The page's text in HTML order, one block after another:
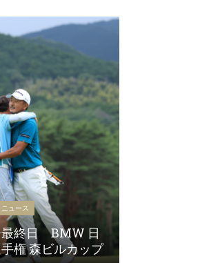
ニュース
最終日 BMW 日
権 森ビルカップ